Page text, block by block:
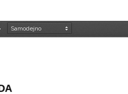
Povečaj